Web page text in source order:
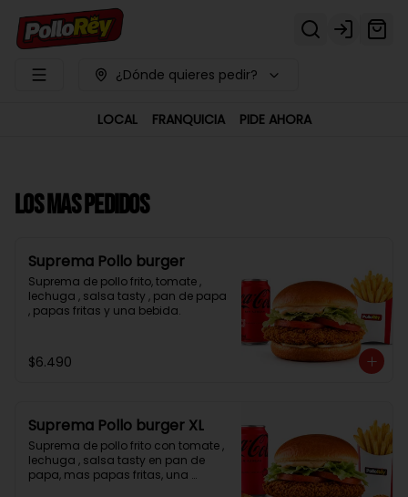
Login
¿Dónde quieres pedir?
LOCAL FRANQUICIA PIDE AHORA
LOS MAS PEDIDOS
Suprema Pollo burger
Suprema de pollo frito, tomate ,
lechuga , salsa tasty , pan de papa
, papas fritas y una bebida.
$6.490
Suprema Pollo burger XL
Suprema de pollo frito con tomate ,
lechuga , salsa tasty en pan de
papa, mas papas fritas, una